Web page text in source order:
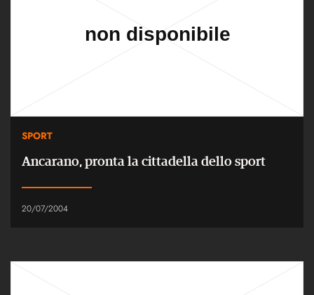
SPORT
Ancarano, pronta la cittadella dello sport
20/07/2004